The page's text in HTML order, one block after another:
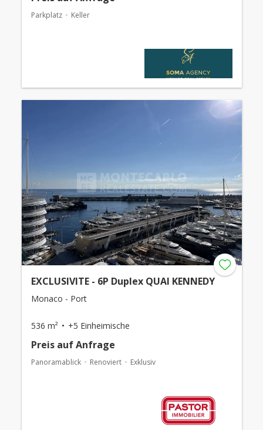
Parkplatz Keller
EXCLUSIVITE - 6P Duplex QUAI KENNEDY
Monaco - Port
536 m² +5 Einheimische
Preis auf Anfrage
Panoramablick Renoviert Exklusiv